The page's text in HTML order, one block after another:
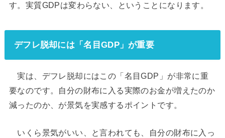
す。実質GDPは変わらない、ということになります。
デフレ脱却には「名目GDP」が重要
実は、デフレ脱却にはこの「名目GDP」が非常に重
要なのです。自分の財布に入る実際のお金が増えたのか
減ったのか、が景気を実感するポイントです。
いくら景気がいい、と言われても、自分の財布に入っ